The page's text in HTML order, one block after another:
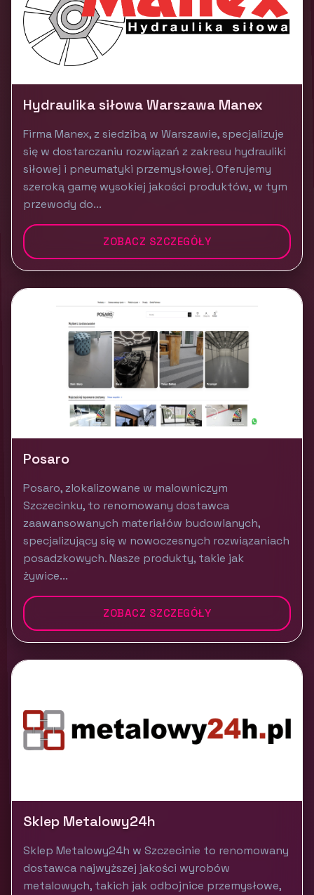
Hydraulika siłowa Warszawa Manex
Firma Manex, z siedzibą w Warszawie, specjalizuje
się w dostarczaniu rozwiązań z zakresu hydrauliki
siłowej i pneumatyki przemysłowej. Oferujemy
szeroką gamę wysokiej jakości produktów, w tym
przewody do...
ZOBACZ SZCZEGÓŁY
Posaro
Posaro, zlokalizowane w malowniczym
Szczecinku, to renomowany dostawca
zaawansowanych materiałów budowlanych,
specjalizujący się w nowoczesnych rozwiązaniach
posadzkowych. Nasze produkty, takie jak
żywice...
ZOBACZ SZCZEGÓŁY
Sklep Metalowy24h
Sklep Metalowy24h w Szczecinie to renomowany
dostawca najwyższej jakości wyrobów
metalowych, takich jak odbojnice przemysłowe,